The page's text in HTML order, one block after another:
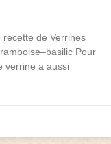
de Verrines
Pour
verrine a aussi